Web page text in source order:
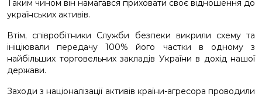
Таким чином він намагався приховати своє відношення до
українських активів.
Втім, співробітники Служби безпеки викрили схему та
ініціювали передачу 100% його частки в одному з
найбільших торговельних закладів України в дохід нашої
держави.
Заходи з націоналізації активів країни-агресора проводили